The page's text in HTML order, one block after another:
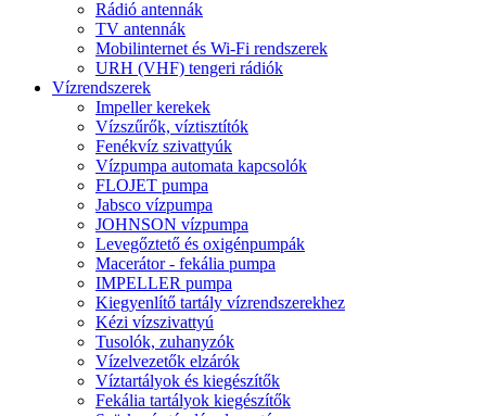
Rádió antennák
TV antennák
Mobilinternet és Wi-Fi rendszerek
URH (VHF) tengeri rádiók
Vízrendszerek
Impeller kerekek
Vízszűrők, víztisztítók
Fenékvíz szivattyúk
Vízpumpa automata kapcsolók
FLOJET pumpa
Jabsco vízpumpa
JOHNSON vízpumpa
Levegőztető és oxigénpumpák
Macerátor - fekália pumpa
IMPELLER pumpa
Kiegyenlítő tartály vízrendszerekhez
Kézi vízszivattyú
Tusolók, zuhanyzók
Vízelvezetők elzárók
Víztartályok és kiegészítők
Fekália tartályok kiegészítők